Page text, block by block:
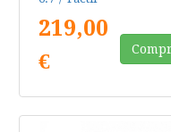
219,00
€